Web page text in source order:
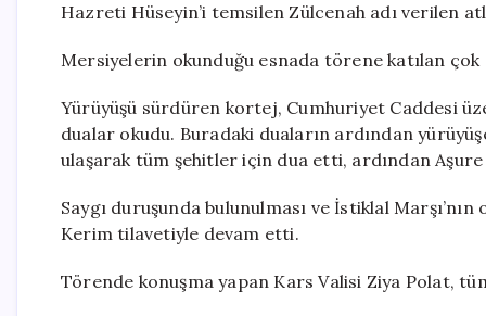
Hazreti Hüseyin’i temsilen Zülcenah adı verilen
Mersiyelerin okunduğu esnada törene katılan çok
Yürüyüşü sürdüren kortej, Cumhuriyet Caddesi
dualar okudu. Buradaki duaların ardından
ulaşarak tüm şehitler için dua etti, ardından Aşure
Saygı duruşunda bulunulması ve İstiklal
Kerim tilavetiyle devam etti.
Törende konuşma yapan Kars Valisi Ziya Polat,